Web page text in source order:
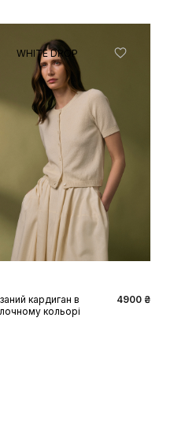
WHITE DROP
XS S M XL
кардиган в
кольорі
4900 ₴